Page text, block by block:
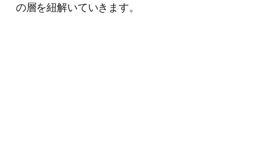
の層を紐解いていきます。